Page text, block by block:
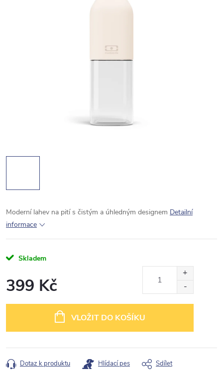
Moderní lahev na pití s čistým a úhledným designem Detailní
informace
Skladem
399 Kč
VLOŽIT DO KOŠÍKU
Dotaz k produktu Hlídací pes Sdílet